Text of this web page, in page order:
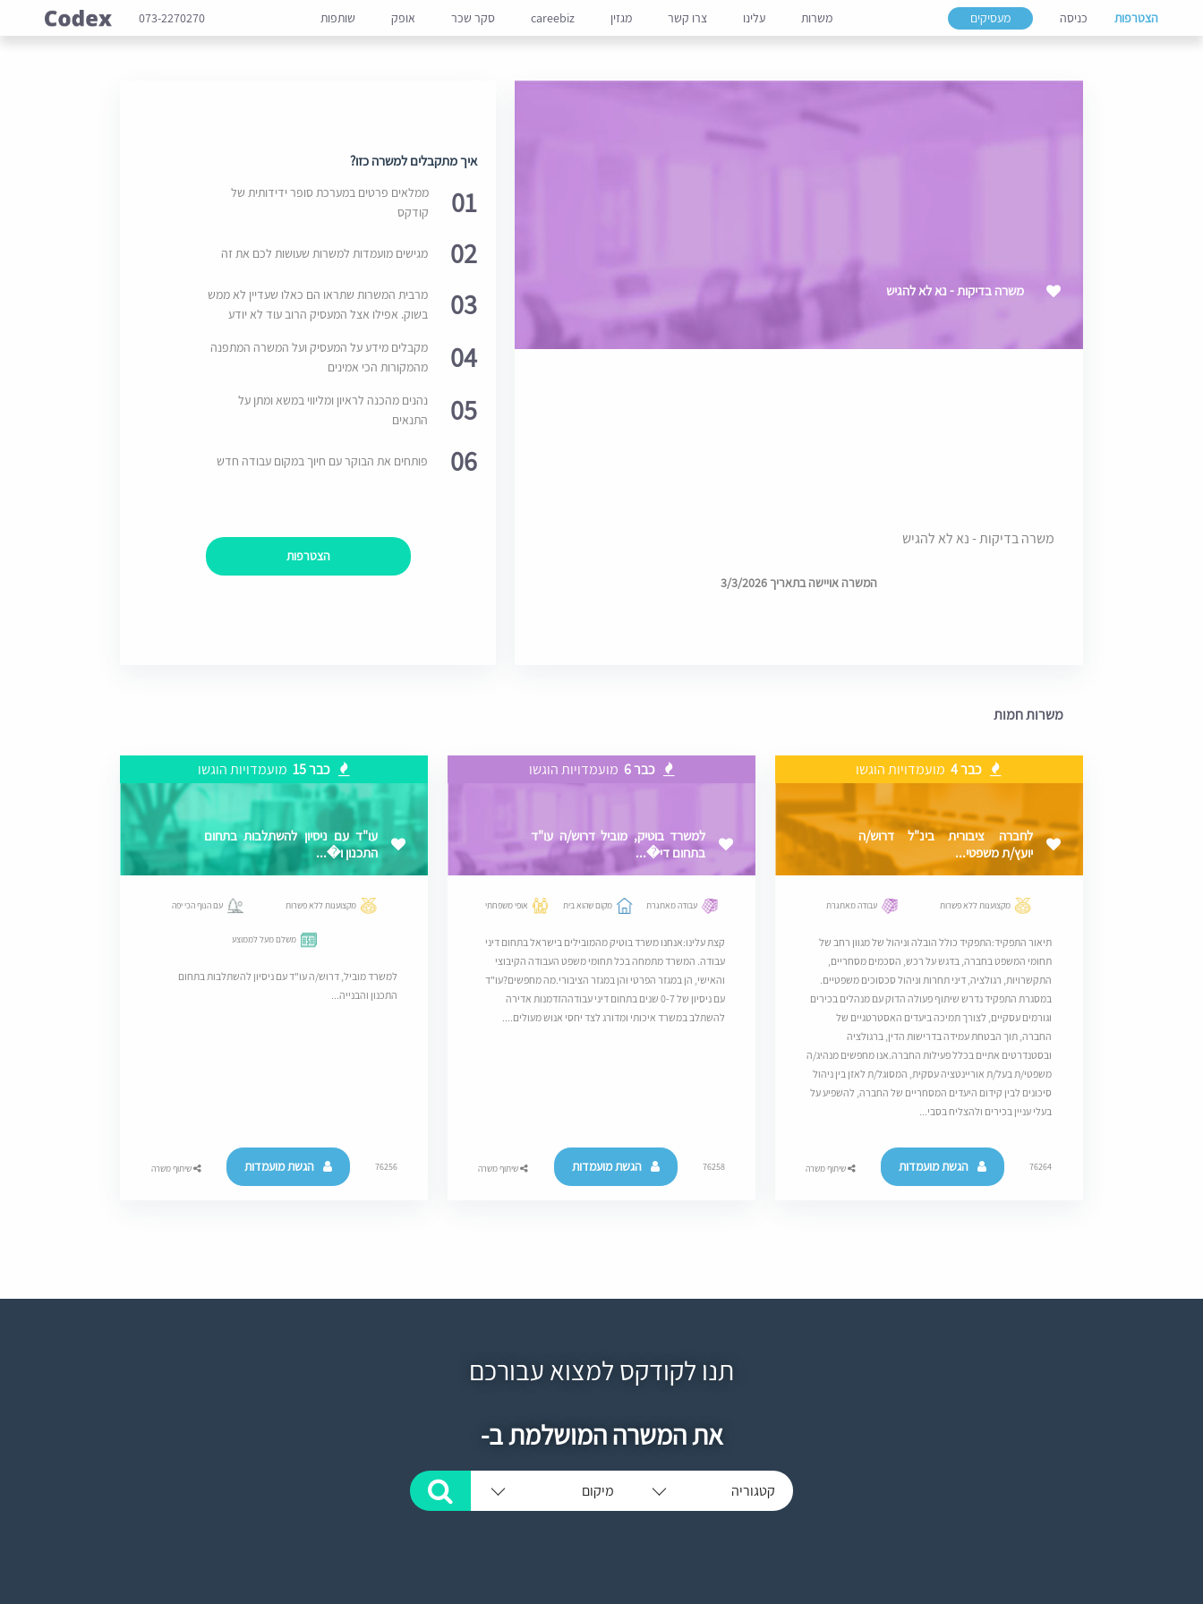
הצטרפות כניסה מעסיקים משרות עלינו צרו קשר מגזין careebiz סקר שכר אופק שותפות 073-2270270
משרה בדיקות - נא לא להגיש
משרה בדיקות - נא לא להגיש
המשרה אויישה בתאריך 3/3/2026
איך מתקבלים למשרה כזו?
01
ממלאים פרטים במערכת סופר ידידותית של
קודקס
02 מגישים מועמדות למשרות שעושות לכם את זה
03
מרבית המשרות שתראו הם כאלו שעדיין לא ממש
בשוק. אפילו אצל המעסיק הרוב עוד לא יודע
04
מקבלים מידע על המעסיק ועל המשרה המתפנה
מהמקורות הכי אמינים
05
נהנים מהכנה לראיון ומליווי במשא ומתן על
התנאים
06 פותחים את הבוקר עם חיוך במקום עבודה חדש
הצטרפות
משרות חמות
כבר 4 מועמדויות הוגשו
לחברה ציבורית בינ"ל דרוש/ה
יועץ/ת משפטי...
מקצוענות ללא פשרות עבודה מאתגרת
תיאור התפקיד:התפקיד כולל הובלה וניהול של מגוון רחב של
תחומי המשפט בחברה, בדגש על רכש, הסכמים מסחריים,
התקשרויות, רגולציה, דיני תחרות וניהול סכסוכים משפטיים.
במסגרת התפקיד נדרש שיתוף פעולה הדוק עם מנהלים בכירים
וגורמים עסקיים, לצורך תמיכה ביעדים האסטרטגיים של
החברה, תוך הבטחת עמידה בדרישות הדין, ברגולציה
ובסטנדרטים אתיים בכלל פעילות החברה.אנו מחפשים מנהיג/ה
משפטי/ת בעל/ת אוריינטציה עסקית, המסוגל/ת לאזן בין ניהול
סיכונים לבין קידום היעדים המסחריים של החברה, להשפיע על
בעלי עניין בכירים ולהצליח בסבי...
76264 הגשת מועמדות שיתוף משרה
כבר 6 מועמדויות הוגשו
למשרד בוטיק, מוביל דרוש/ה עו"ד
בתחום די�...
עבודה מאתגרת מקום שהוא בית אופי משפחתי
קצת עלינו:אנחנו משרד בוטיק מהמובילים בישראל בתחום דיני
עבודה. המשרד מתמחה בכל תחומי משפט העבודה הקיבוצי
והאישי, הן במגזר הפרטי והן במגזר הציבורי.מה מחפשים?עו"ד
עם ניסיון של 0-7 שנים בתחום דיני עבודההזדמנות אדירה
להשתלב במשרד איכותי ומדורג לצד יחסי אנוש מעולים....
76258 הגשת מועמדות שיתוף משרה
כבר 15 מועמדויות הוגשו
עו"ד עם ניסיון להשתלבות בתחום
התכנון ו�...
מקצוענות ללא פשרות עם הנוף הכי יפה
משלם מעל לממוצע
למשרד מוביל, דרוש/ה עו"ד עם ניסיון להשתלבות בתחום
התכנון והבנייה...
76256 הגשת מועמדות שיתוף משרה
תנו לקודקס למצוא עבורכם
את המשרה המושלמת ב-
קטגוריה מיקום